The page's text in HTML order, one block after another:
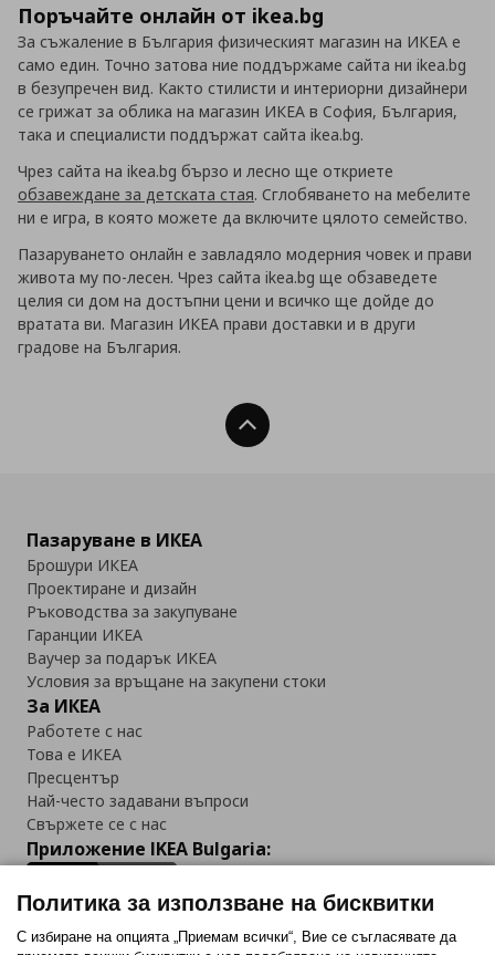
Поръчайте онлайн от ikea.bg
За съжаление в България физическият магазин на ИКЕА е
само един. Точно затова ние поддържаме сайта ни ikea.bg
в безупречен вид. Както стилисти и интериорни дизайнери
се грижат за облика на магазин ИКЕА в София, България,
така и специалисти поддържат сайта ikea.bg.
Чрез сайта на ikea.bg бързо и лесно ще откриете
обзавеждане за детската стая. Сглобяването на мебелите
ни е игра, в която можете да включите цялото семейство.
Пазаруването онлайн е завладяло модерния човек и прави
живота му по-лесен. Чрез сайта ikea.bg ще обзаведете
целия си дом на достъпни цени и всичко ще дойде до
вратата ви. Магазин ИКЕА прави доставки и в други
градове на България.
Нагоре
Пазаруване в ИКЕА
Брошури ИКЕА
Проектиране и дизайн
Ръководства за закупуване
Гаранции ИКЕА
Ваучер за подарък ИКЕА
Условия за връщане на закупени стоки
За ИКЕА
Работете с нас
Това е ИКЕА
Пресцентър
Най-често задавани въпроси
Свържете се с нас
Приложение IKEA Bulgaria:
Политика за използване на бисквитки
С избиране на опцията „Приемам всички“, Вие се съгласявате да